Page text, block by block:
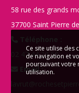
58 rue des grands
37700 Saint Pierre
02 47 44 23 50
Email :
Ce site utilise des
de navigation et
poursuivant votre
utilisation.